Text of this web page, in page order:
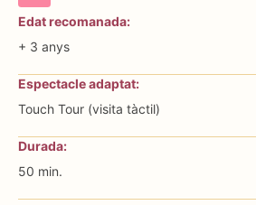
Edat recomanada:
+ 3 anys
Espectacle adaptat:
Touch Tour (visita tàctil)
Durada:
50 min.